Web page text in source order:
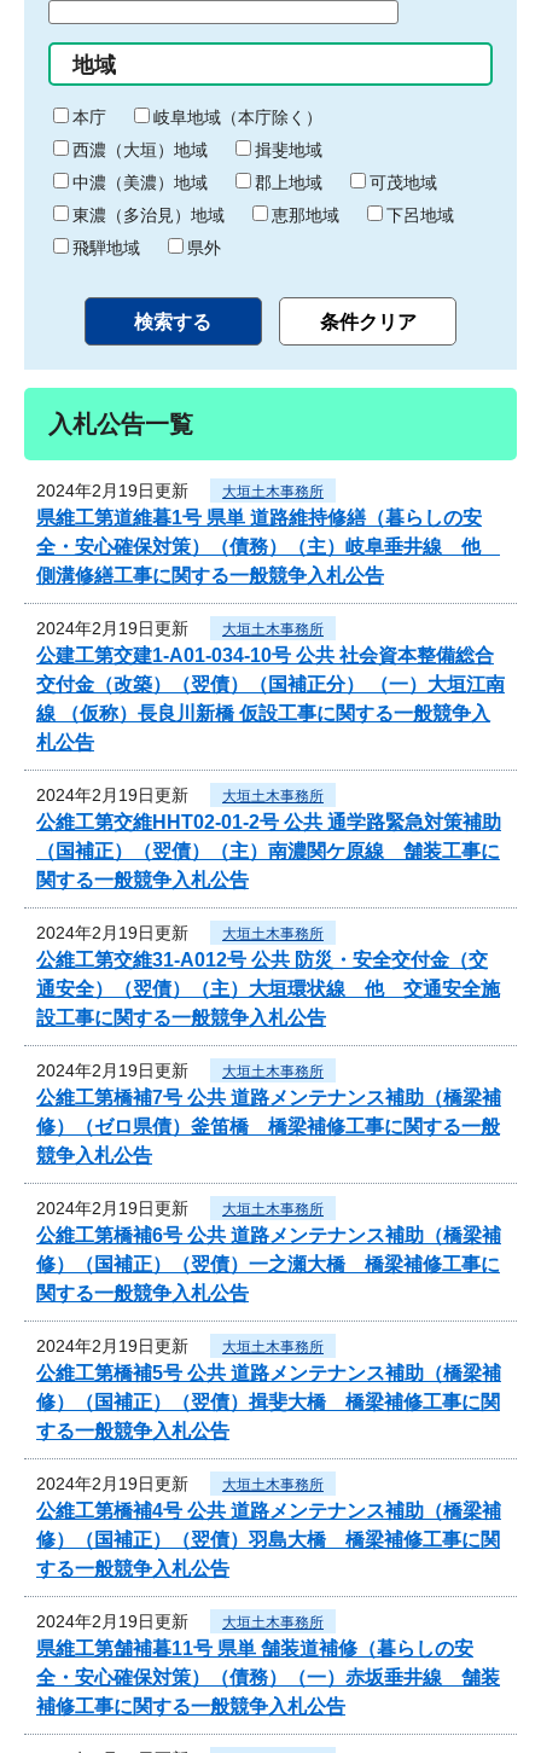
始
り
間
終
わ
り
地域
本庁
岐阜地域（本庁除く）
西濃（大垣）地域
揖斐地域
中濃（美濃）地域
郡上地域
可茂地域
東濃（多治見）地域
恵那地域
下呂地域
飛騨地域
県外
入札公告一覧
2024年2月19日更新 大垣土木事務所
県維工第道維暮1号 県単 道路維持修繕（暮らしの安
全・安心確保対策）（債務）（主）岐阜垂井線 他
側溝修繕工事に関する一般競争入札公告
2024年2月19日更新 大垣土木事務所
公建工第交建1-A01-034-10号 公共 社会資本整備総合
交付金（改築）（翌債）（国補正分） （一）大垣江南
線 （仮称）長良川新橋 仮設工事に関する一般競争入
札公告
2024年2月19日更新 大垣土木事務所
公維工第交維HHT02-01-2号 公共 通学路緊急対策補助
（国補正）（翌債）（主）南濃関ケ原線 舗装工事に
関する一般競争入札公告
2024年2月19日更新 大垣土木事務所
公維工第交維31-A012号 公共 防災・安全交付金（交
通安全）（翌債）（主）大垣環状線 他 交通安全施
設工事に関する一般競争入札公告
2024年2月19日更新 大垣土木事務所
公維工第橋補7号 公共 道路メンテナンス補助（橋梁補
修）（ゼロ県債）釜笛橋 橋梁補修工事に関する一般
競争入札公告
2024年2月19日更新 大垣土木事務所
公維工第橋補6号 公共 道路メンテナンス補助（橋梁補
修）（国補正）（翌債）一之瀬大橋 橋梁補修工事に
関する一般競争入札公告
2024年2月19日更新 大垣土木事務所
公維工第橋補5号 公共 道路メンテナンス補助（橋梁補
修）（国補正）（翌債）揖斐大橋 橋梁補修工事に関
する一般競争入札公告
2024年2月19日更新 大垣土木事務所
公維工第橋補4号 公共 道路メンテナンス補助（橋梁補
修）（国補正）（翌債）羽島大橋 橋梁補修工事に関
する一般競争入札公告
2024年2月19日更新 大垣土木事務所
県維工第舗補暮11号 県単 舗装道補修（暮らしの安
全・安心確保対策）（債務）（一）赤坂垂井線 舗装
補修工事に関する一般競争入札公告